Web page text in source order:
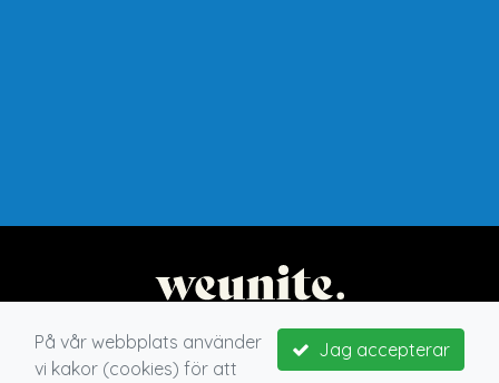
Jag accepterar
På vår webbplats använder
vi kakor (cookies) för att